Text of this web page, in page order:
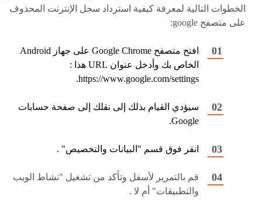
الخطوات التالية لمعرفة كيفية استرداد سجل الإنترنت المحذوف
على متصفح google:
افتح متصفح Google Chrome على جهاز Android
الخاص بك وأدخل عنوان URL هذا :
https://www.google.com/settings.
سيؤدي القيام بذلك إلى نقلك إلى صفحة حسابات
Google.
انقر فوق قسم "البيانات والتخصيص" .
قم بالتمرير لأسفل وتأكد من تشغيل "نشاط الويب
والتطبيقات" أم لا .